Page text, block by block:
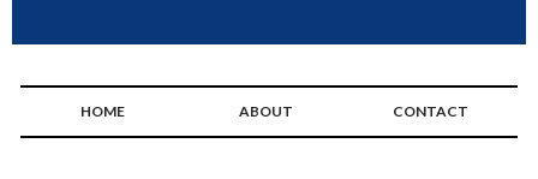
HOME ABOUT CONTACT